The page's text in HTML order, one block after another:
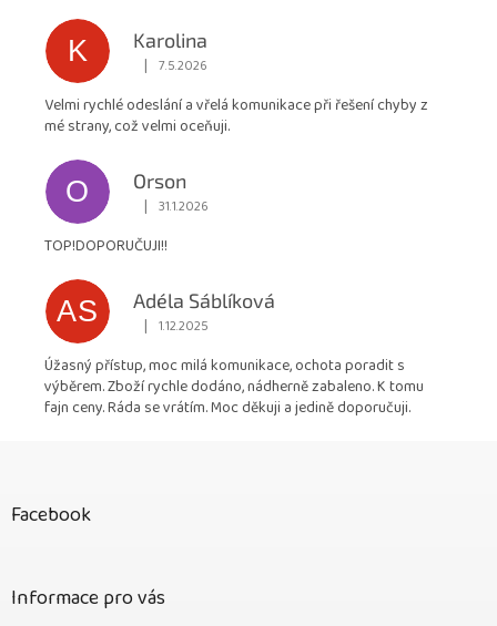
K
Karolina
Hodnocení obchodu je 5 z 5 hvězdiček.
| 7.5.2026
Velmi rychlé odeslání a vřelá komunikace při řešení chyby z
mé strany, což velmi oceňuji.
O
Orson
Hodnocení obchodu je 5 z 5 hvězdiček.
| 31.1.2026
TOP!DOPORUČUJI!!
AS
Adéla Sáblíková
Hodnocení obchodu je 5 z 5 hvězdiček.
| 1.12.2025
Úžasný přístup, moc milá komunikace, ochota poradit s
výběrem. Zboží rychle dodáno, nádherně zabaleno. K tomu
fajn ceny. Ráda se vrátím. Moc děkuji a jedině doporučuji.
Facebook
Informace pro vás